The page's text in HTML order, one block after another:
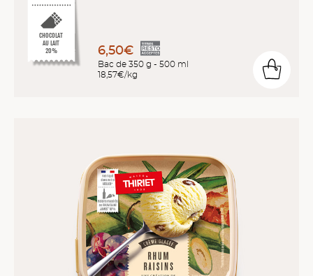
CHOCOLAT
AU LAIT
20%
6,50€
Bac de 350 g - 500 ml
18,57€/kg